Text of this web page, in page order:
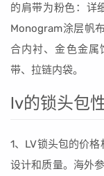
的肩带为粉色：详
Monogram涂层帆
合内衬、金色金
带、拉链内袋。
lv的锁头包
1、LV锁头包的价
设计和质量。海外